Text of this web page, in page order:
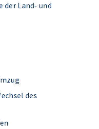
der Land- und
des